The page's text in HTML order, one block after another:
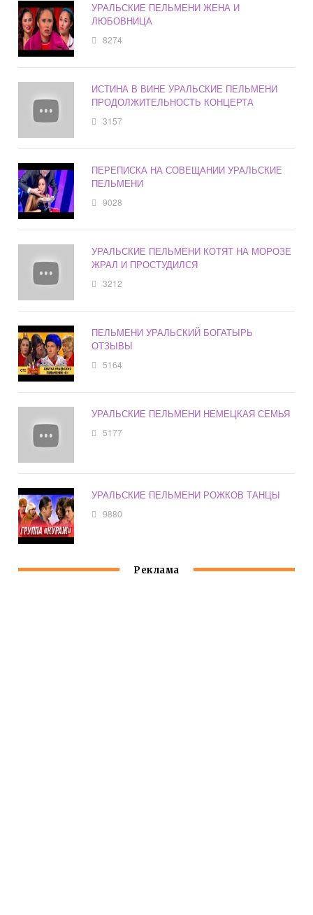
УРАЛЬСКИЕ ПЕЛЬМЕНИ ЖЕНА И
ЛЮБОВНИЦА
8274
ИСТИНА В ВИНЕ УРАЛЬСКИЕ ПЕЛЬМЕНИ
ПРОДОЛЖИТЕЛЬНОСТЬ КОНЦЕРТА
3157
ПЕРЕПИСКА НА СОВЕЩАНИИ УРАЛЬСКИЕ
ПЕЛЬМЕНИ
9028
УРАЛЬСКИЕ ПЕЛЬМЕНИ КОТЯТ НА МОРОЗЕ
ЖРАЛ И ПРОСТУДИЛСЯ
3212
ПЕЛЬМЕНИ УРАЛЬСКИЙ БОГАТЫРЬ
ОТЗЫВЫ
5164
УРАЛЬСКИЕ ПЕЛЬМЕНИ НЕМЕЦКАЯ СЕМЬЯ
5177
УРАЛЬСКИЕ ПЕЛЬМЕНИ РОЖКОВ ТАНЦЫ
9880
Реклама